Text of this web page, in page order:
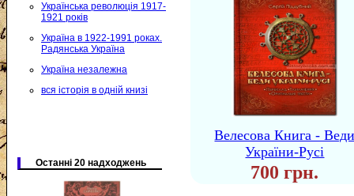
Українська революція 1917-
1921 років
Україна в 1922-1991 роках.
Радянська Україна
Україна незалежна
вся історія в одній книзі
Останні 20 надходжень
Велесова Книга -
України-Русі
700 грн.